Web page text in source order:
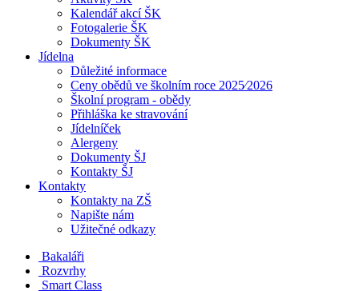
Kalendář akcí ŠK
Fotogalerie ŠK
Dokumenty ŠK
Jídelna
Důležité informace
Ceny obědů ve školním roce 2025⁄2026
Školní program - obědy
Přihláška ke stravování
Jídelníček
Alergeny
Dokumenty ŠJ
Kontakty ŠJ
Kontakty
Kontakty na ZŠ
Napište nám
Užitečné odkazy
Bakaláři
Rozvrhy
Smart Class